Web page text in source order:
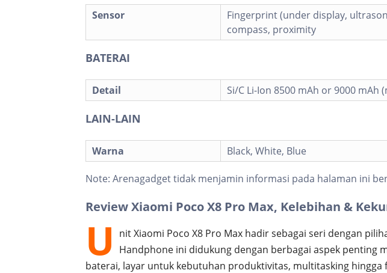
Sensor
Fingerprint (under display,
compass, proximity
BATERAI
Detail Si/C Li-Ion 8500 mAh or 9000
LAIN-LAIN
Warna Black, White, Blue
Note: Arenagadget tidak menjamin informasi pada halaman ini
Review Xiaomi Poco X8 Pro Max, Kelebihan &
U
nit Xiaomi Poco X8 Pro Max hadir sebagai seri dengan
Handphone ini didukung dengan berbagai aspek penting
baterai, layar untuk kebutuhan produktivitas, multitasking hingga